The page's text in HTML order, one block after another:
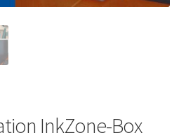
InkZone-Box